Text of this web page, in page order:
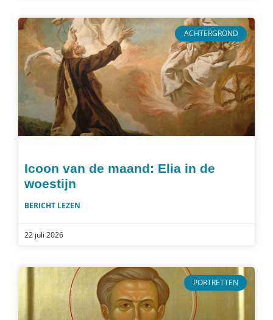
ACHTERGROND
Icoon van de maand: Elia in de
woestijn
BERICHT LEZEN
22 juli 2026
PORTRETTEN